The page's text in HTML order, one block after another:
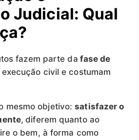
Judicial: Qual
fazem parte da fase de
execução civil e costumam
mesmo objetivo:satisfazer o
, diferem quanto ao
o bem, à forma como